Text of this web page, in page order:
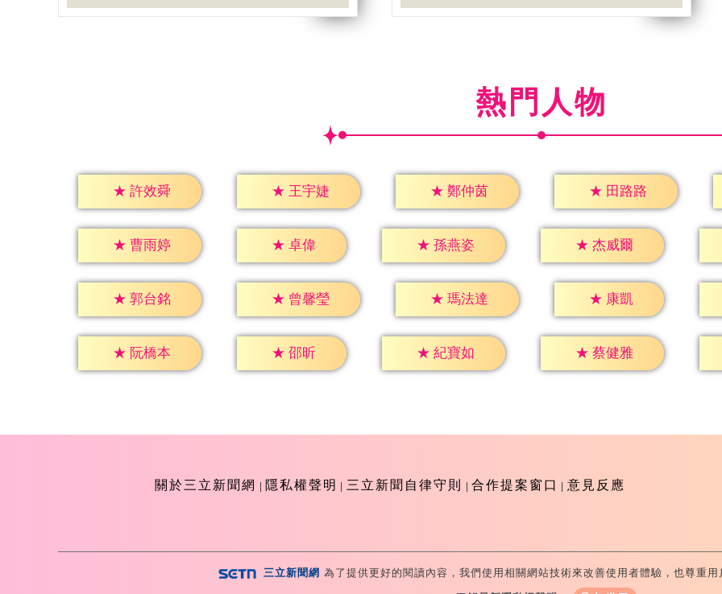
熱門人物
★ 許效舜 ★ 王宇婕 ★ 鄭仲茵 ★ 田路路
★ 曹雨婷 ★ 卓偉 ★ 孫燕姿 ★ 杰威爾
★ 郭台銘 ★ 曾馨瑩 ★ 瑪法達 ★ 康凱
★ 阮橋本 ★ 邵昕 ★ 紀寶如 ★ 蔡健雅
關於三立新聞網 隱私權聲明 三立新聞自律守則 合作提案窗口 意見反應
Copyright ©2026 Sanlih E-Television All Rights Reserved 版權所有 盜用必究 台北市內湖
三立新聞網 為了提供更好的閱讀內容，我們使用相關網站技術來改善使用者體驗，也尊重